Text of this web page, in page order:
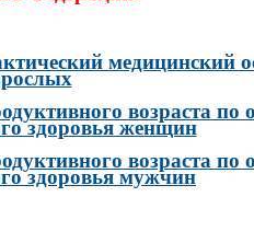
медицинский
возраста по
здоровья женщин
возраста по
здоровья мужчин